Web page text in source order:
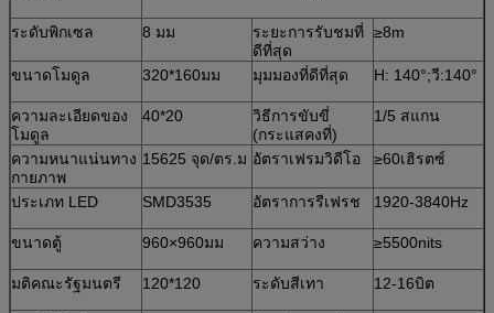
ระดับพิกเซล 8 มม
ระยะการรับชมที่
ดีที่สุด
≥8m
ขนาดโมดูล 320*160มม มุมมองที่ดีที่สุด H: 140°;วี:140°
ความละเอียดของ
โมดูล
40*20
วิธีการขับขี่
(กระแสคงที่)
1/5 สแกน
ความหนาแน่นทาง
กายภาพ
15625 จุด/ตร.ม อัตราเฟรมวิดีโอ ≥60เฮิรตซ์
ประเภท LED SMD3535 อัตราการรีเฟรช 1920-3840Hz
ขนาดตู้ 960×960มม ความสว่าง ≥5500nits
มติคณะรัฐมนตรี 120*120 ระดับสีเทา 12-16บิต